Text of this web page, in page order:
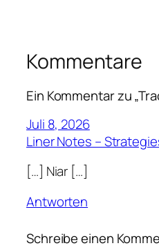
Kommentare
Ein Kommentar zu
Juli 8, 2026
Liner Notes –
[…] Niar […]
Antworten
Schreibe einen